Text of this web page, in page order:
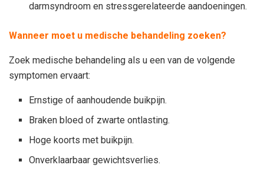
darmsyndroom en stressgerelateerde aandoeningen.
Wanneer moet u medische behandeling zoeken?
Zoek medische behandeling als u een van de volgende
symptomen ervaart:
Ernstige of aanhoudende buikpijn.
Braken bloed of zwarte ontlasting.
Hoge koorts met buikpijn.
Onverklaarbaar gewichtsverlies.